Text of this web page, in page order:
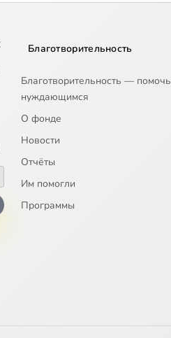
Благотворительность
Благотворительность — помочь
нуждающимся
О фонде
Новости
Отчёты
Им помогли
Программы